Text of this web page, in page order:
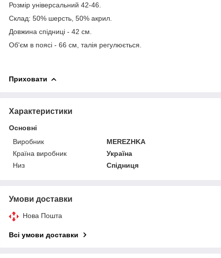
Розмір універсальний 42-46.
Склад: 50% шерсть, 50% акрил.
Довжина спідниці - 42 см.
Об'єм в поясі - 66 см, талія регулюється.
Приховати
Характеристики
Основні
Виробник
MEREZHKA
Країна виробник
Україна
Низ
Спідниця
Умови доставки
Нова Пошта
Всі умови доставки